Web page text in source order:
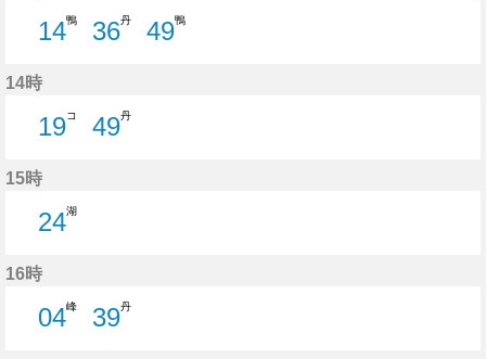
14鴨
36丹
49鴨
14時
19コ
49丹
15時
24湖
16時
04峰
39丹